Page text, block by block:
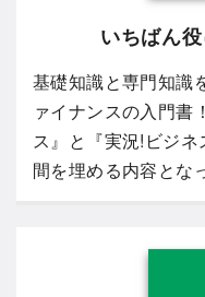
いちばん
基礎知識と専門知識
ァイナンスの入門書
ス』と『実況!ビジ
間を埋める内容とな